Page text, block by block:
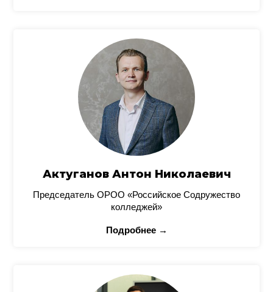
Актуганов Антон Николаевич
Председатель ОРОО «Российское Содружество
колледжей»
Подробнее →